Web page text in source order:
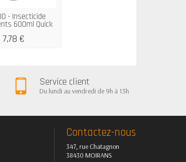
- Insecticide
600ml Quick
7,78 €
Service client
Du lundi au vendredi de 9h à 13h
Contactez-nous
347, rue Chatagnon
38430 MOIRANS